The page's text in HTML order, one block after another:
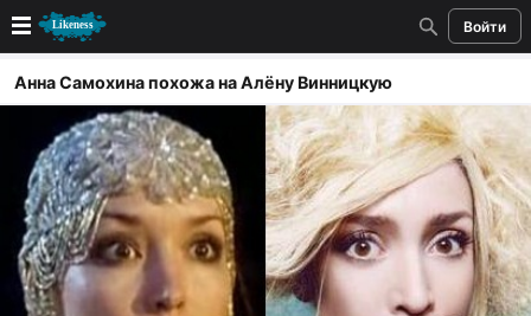
Войти
Новые
Лучшие
Голосование
Кандидаты
Анна Самохина похожа на Алёну Винницкую